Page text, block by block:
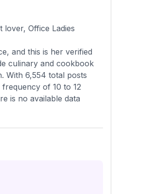
Office Ladies
and this is her verified
culinary and cookbook
With 6,554 total posts
of 10 to 12
is no available data